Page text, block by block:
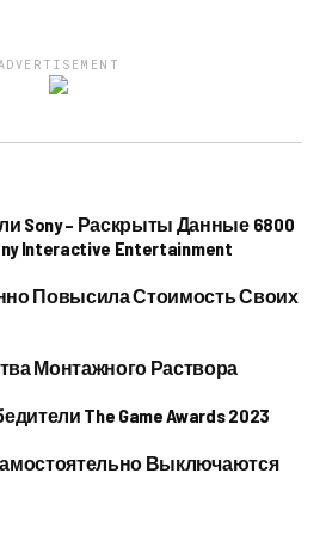
Sony – Раскрыты Данные 6800
Interactive Entertainment
Повысила Стоимость Своих
Монтажного Раствора
The Game Awards 2023
Самостоятельно Выключаются